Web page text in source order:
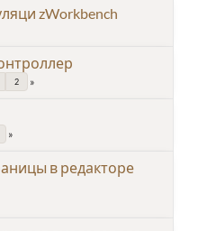
zWorkbench
2
в редакторе